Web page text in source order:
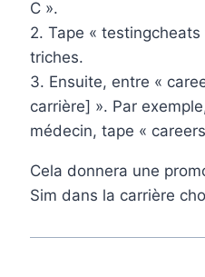
C ».
2. Tape «
triches.
3. Ensuite, entre «
carrière] ». Par
médecin, tape «
Cela donnera une
Sim dans la carrière